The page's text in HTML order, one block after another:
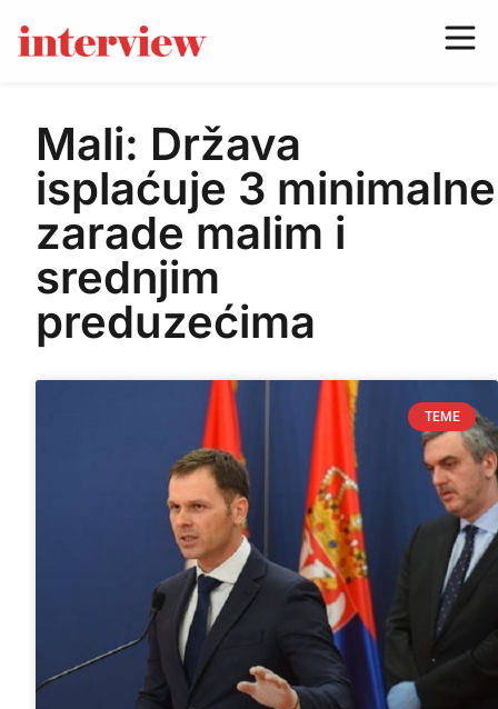
Mali: Država
isplaćuje 3 minimalne
zarade malim i
srednjim
preduzećima
TEME